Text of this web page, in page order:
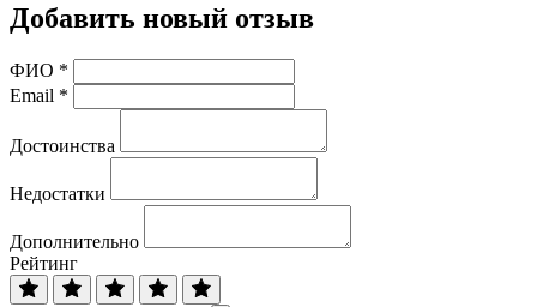
Добавить новый отзыв
ФИО *
Email *
Достоинства
Недостатки
Дополнительно
Рейтинг